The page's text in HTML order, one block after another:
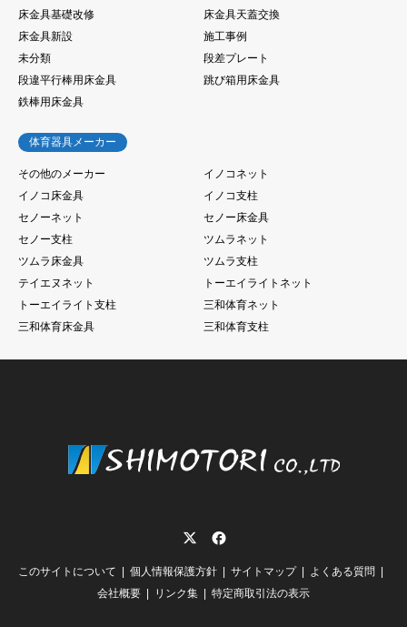
床金具基礎改修
床金具天蓋交換
床金具新設
施工事例
未分類
段差プレート
段違平行棒用床金具
跳び箱用床金具
鉄棒用床金具
体育器具メーカー
その他のメーカー
イノコネット
イノコ床金具
イノコ支柱
セノーネット
セノー床金具
セノー支柱
ツムラネット
ツムラ床金具
ツムラ支柱
テイエヌネット
トーエイライトネット
トーエイライト支柱
三和体育ネット
三和体育床金具
三和体育支柱
このサイトについて 個人情報保護方針 サイトマップ
よくある質問
会社概要
リンク集 特定商取引法の表示